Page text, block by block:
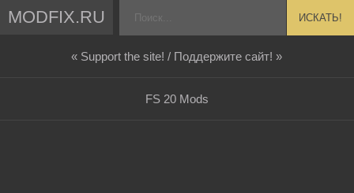
MODFIX.RU ИСКАТЬ!
« Support the site! / Поддержите сайт! »
FS 20 Mods